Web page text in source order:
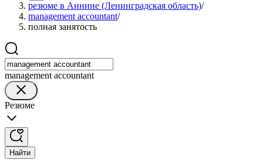
резюме в Аннине (Ленинградская область)/
management accountant/
полная занятость
management accountant
Резюме
Найти